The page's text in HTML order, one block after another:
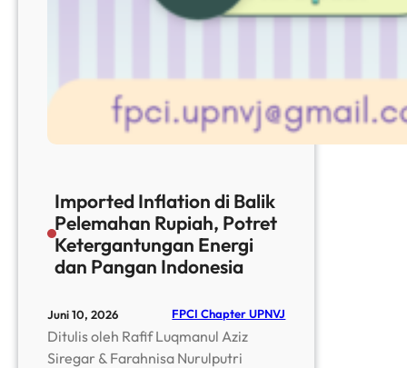
Imported Inflation di Balik
Pelemahan Rupiah, Potret
Ketergantungan Energi
dan Pangan Indonesia
Juni 10, 2026 FPCI Chapter UPNVJ
Ditulis oleh Rafif Luqmanul Aziz
Siregar & Farahnisa Nurulputri